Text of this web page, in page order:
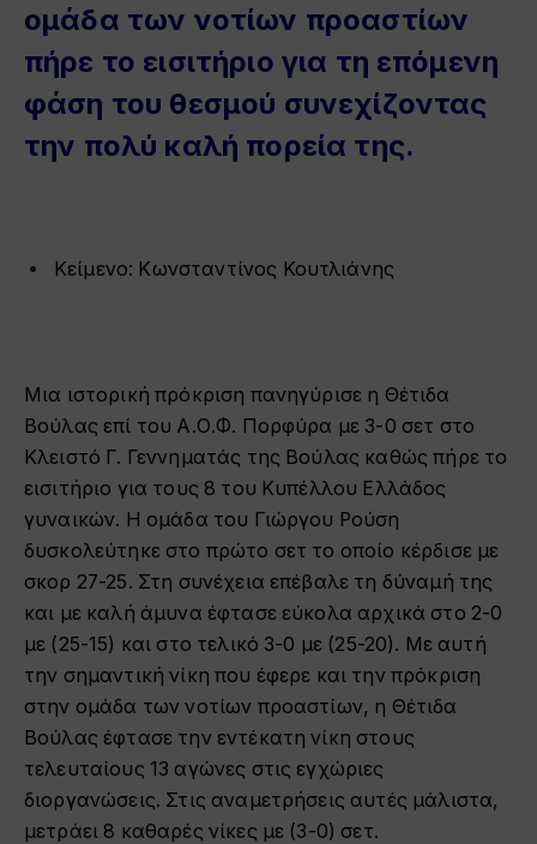
ομάδα των νοτίων προαστίων
πήρε το εισιτήριο για τη επόμενη
φάση του θεσμού συνεχίζοντας
την πολύ καλή πορεία της.
Κείμενο: Κωνσταντίνος Κουτλιάνης
Μια ιστορική πρόκριση πανηγύρισε η Θέτιδα
Βούλας επί του Α.Ο.Φ. Πορφύρα με 3-0 σετ στο
Κλειστό Γ. Γεννηματάς της Βούλας καθώς πήρε το
εισιτήριο για τους 8 του Κυπέλλου Ελλάδος
γυναικών. Η ομάδα του Γιώργου Ρούση
δυσκολεύτηκε στο πρώτο σετ το οποίο κέρδισε με
σκορ 27-25. Στη συνέχεια επέβαλε τη δύναμή της
και με καλή άμυνα έφτασε εύκολα αρχικά στο 2-0
με (25-15) και στο τελικό 3-0 με (25-20). Με αυτή
την σημαντική νίκη που έφερε και την πρόκριση
στην ομάδα των νοτίων προαστίων, η Θέτιδα
Βούλας έφτασε την εντέκατη νίκη στους
τελευταίους 13 αγώνες στις εγχώριες
διοργανώσεις. Στις αναμετρήσεις αυτές μάλιστα,
μετράει 8 καθαρές νίκες με (3-0) σετ.